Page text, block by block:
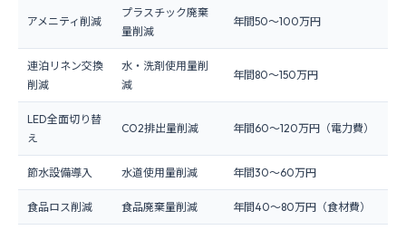
アメニティ削減
プラスチック廃棄
量削減
年間50〜100万円
連泊リネン交換
削減
水・洗剤使用量削
減
年間80〜150万円
LED全面切り替
え
CO2排出量削減 年間60〜120万円（電力費）
節水設備導入 水道使用量削減 年間30〜60万円
食品ロス削減 食品廃棄量削減 年間40〜80万円（食材費）